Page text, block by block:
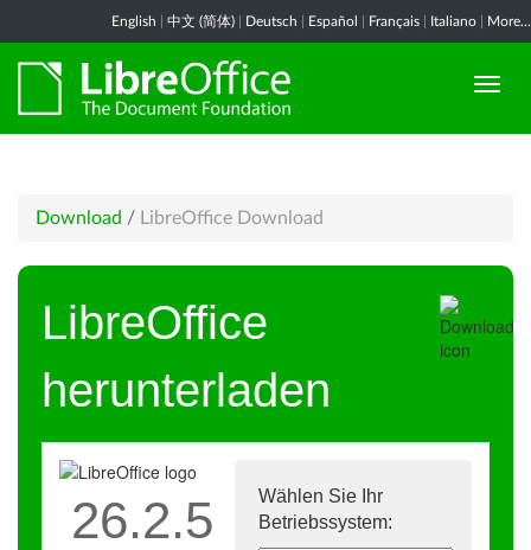
English 中文 (简体) Deutsch Español Français Italiano More...
Download / LibreOffice Download
LibreOffice
herunterladen
Wählen Sie Ihr
Betriebssystem:
26.2.5